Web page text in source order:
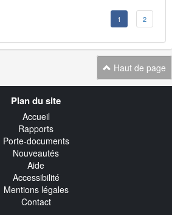
1 2
Haut de page
Plan du site
Accueil
Rapports
Porte-documents
Nouveautés
Aide
Accessibilité
Mentions légales
Contact